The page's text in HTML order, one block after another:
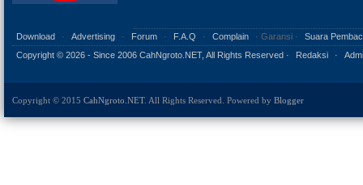
Download · Advertising · Forum · F.A.Q · Complain · Garansi ·
Suara
Copyright © 2026 - Since 2006 CahNgroto.NET, All Rights Reserved · Redaksi ·
Copyright © 2015 CahNgroto.NET. All Rights Reserved. Powered by Blogger